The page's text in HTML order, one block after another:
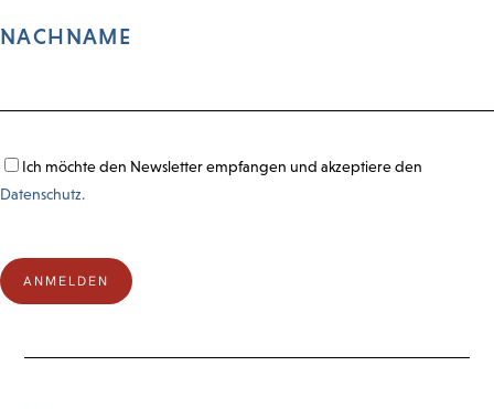
NACHNAME
Ich möchte den Newsletter empfangen und akzeptiere den
Datenschutz.